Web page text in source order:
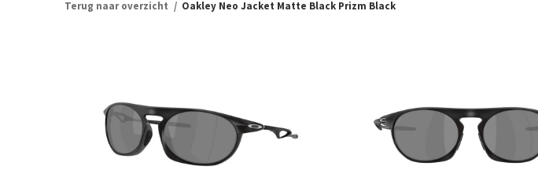
Terug naar overzicht Oakley Neo Jacket Matte Black Prizm Black